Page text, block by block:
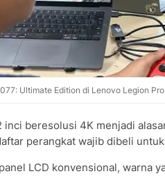
Ultimate Edition di Lenovo Legion
inci beresolusi 4K menjadi
perangkat wajib dibeli
LCD konvensional, warna